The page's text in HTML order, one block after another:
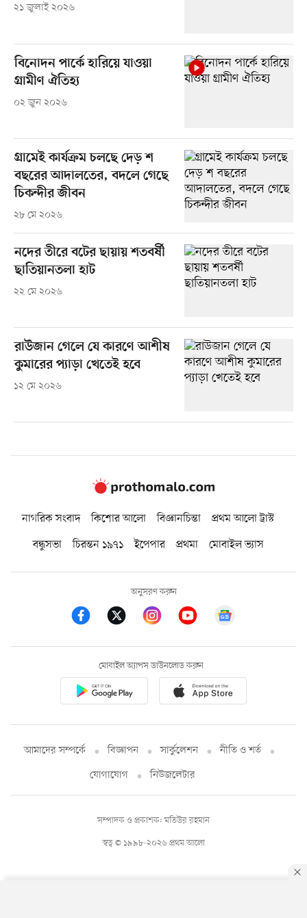
২১ জুলাই ২০২৬
বিনোদন পার্কে হারিয়ে যাওয়া
গ্রামীণ ঐতিহ্য
০২ জুন ২০২৬
গ্রামেই কার্যক্রম চলছে দেড় শ
বছরের আদালতের, বদলে গেছে
চিকন্দীর জীবন
২৮ মে ২০২৬
নদের তীরে বটের ছায়ায় শতবর্ষী
ছাতিয়ানতলা হাট
২২ মে ২০২৬
রাউজান গেলে যে কারণে আশীষ
কুমারের প্যাড়া খেতেই হবে
১২ মে ২০২৬
নাগরিক সংবাদ কিশোর আলো বিজ্ঞানচিন্তা
প্রথম আলো ট্রাস্ট
বন্ধুসভা
চিরন্তন ১৯৭১ ইপেপার প্রথমা মোবাইল ভ্যাস
অনুসরণ করুন
মোবাইল অ্যাপস ডাউনলোড করুন
আমাদের সম্পর্কে বিজ্ঞাপন সার্কুলেশন
নীতি ও শর্ত
যোগাযোগ
নিউজলেটার
স্বত্ব © ১৯৯৮-২০২৬ প্রথম আলো
সম্পাদক ও প্রকাশক: মতিউর রহমান